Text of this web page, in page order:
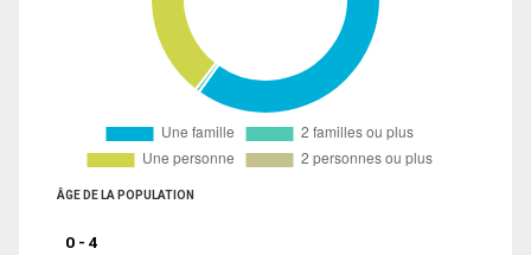
ÂGE DE LA POPULATION
0 - 4